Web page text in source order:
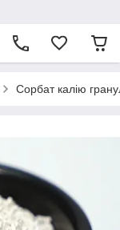
Сорбат калію